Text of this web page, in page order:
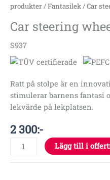
produkter/Fantasilek/ Car
Car steering
S937
Ratt på stolpe är en
stimulerar barnens fantasi
lekvärde på lekplatsen.
2 300:-
Lägg till i